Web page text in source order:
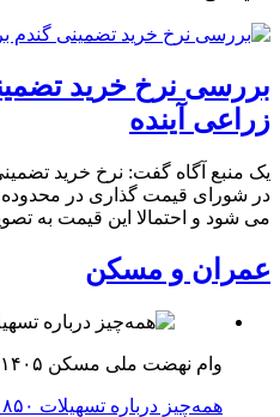
بررسی نرخ خرید
زراعی آینده
یک منبع آگاه گفت:‌ نرخ خرید
می شود و احتمالا این قیمت به
عمران و مسکن
وام نهضت ملی مسکن ۱۴۰۵؛
همه‌چیز درباره تسهیلات ۸۵۰ میلیونی